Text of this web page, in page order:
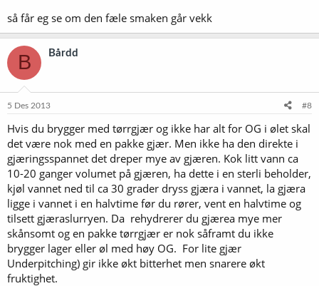
så får eg se om den fæle smaken går vekk
B Bårdd
5 Des 2013 #8
Hvis du brygger med tørrgjær og ikke har alt for OG i ølet skal
det være nok med en pakke gjær. Men ikke ha den direkte i
gjæringsspannet det dreper mye av gjæren. Kok litt vann ca
10-20 ganger volumet på gjæren, ha dette i en sterli beholder,
kjøl vannet ned til ca 30 grader dryss gjæra i vannet, la gjæra
ligge i vannet i en halvtime før du rører, vent en halvtime og
tilsett gjæraslurryen. Da rehydrerer du gjærea mye mer
skånsomt og en pakke tørrgjær er nok såframt du ikke
brygger lager eller øl med høy OG. For lite gjær
Underpitching) gir ikke økt bitterhet men snarere økt
fruktighet.